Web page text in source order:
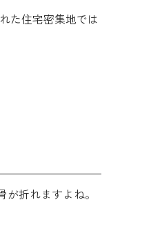
た住宅密集地では
折れますよね。